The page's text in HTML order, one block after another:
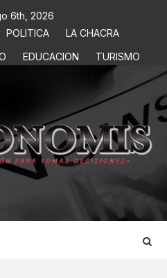
6th, 2026
POLITICA
LA CHACRA
EDUCACION TURISMO
DECISIONES